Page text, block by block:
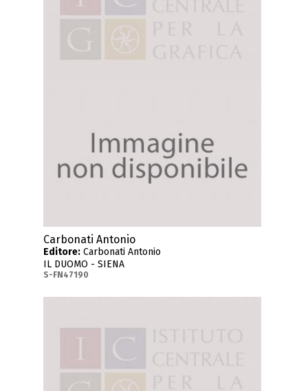
Carbonati Antonio
Editore: Carbonati Antonio
IL DUOMO - SIENA
S-FN47190